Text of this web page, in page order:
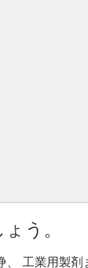
う。
工業用製